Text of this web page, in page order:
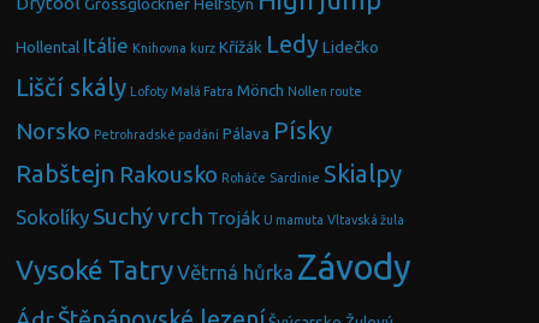
Grossglockner Helfštýn
Hollental Itálie Knihovna kurz Křížák Ledy Lidečko
Liščí skály Lofoty Malá Fatra Mönch Nollen route
Norsko Petrohradské padání Pálava Písky
Rabštejn Rakousko Roháče Sardinie Skialpy
Sokolíky Suchý vrch Troják U mamuta Vltavská žula
Vysoké TatryVětrná hůrka Závody